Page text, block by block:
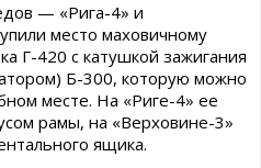
— «Рига-4» и
место маховичному
Г-420 с катушкой зажигания
Б-300, которую можно
месте. На «Риге-4» ее
рамы, на «Верховине-3»
ящика.